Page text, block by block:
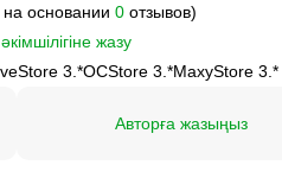
основании 0 отзывов)
жазу
3.*OCStore 3.*MaxyStore 3.*
Авторға жазыңыз